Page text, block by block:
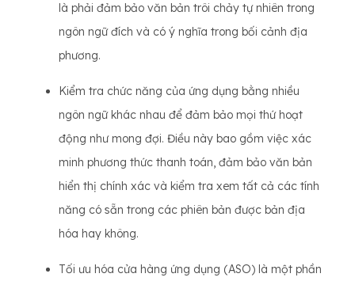
là phải đảm bảo văn bản trôi chảy tự nhiên trong
ngôn ngữ đích và có ý nghĩa trong bối cảnh địa
phương.
Kiểm tra chức năng của ứng dụng bằng nhiều
ngôn ngữ khác nhau để đảm bảo mọi thứ hoạt
động như mong đợi. Điều này bao gồm việc xác
minh phương thức thanh toán, đảm bảo văn bản
hiển thị chính xác và kiểm tra xem tất cả các tính
năng có sẵn trong các phiên bản được bản địa
hóa hay không.
Tối ưu hóa cửa hàng ứng dụng (ASO) là một phần